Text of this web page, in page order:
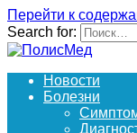
Перейти к
Search for:
Новости
Болезни